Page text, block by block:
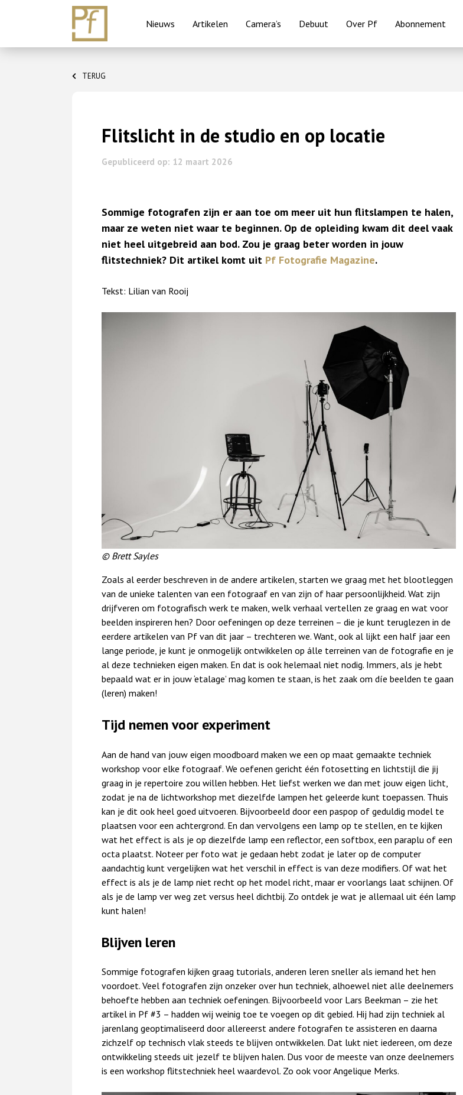
Nieuws Artikelen Camera’s Debuut Over Pf Abonnement
TERUG
Flitslicht in de studio en op locatie
Gepubliceerd op: 12 maart 2026
Sommige fotografen zijn er aan toe om meer uit hun flitslampen te halen,
maar ze weten niet waar te beginnen. Op de opleiding kwam dit deel vaak
niet heel uitgebreid aan bod. Zou je graag beter worden in jouw
flitstechniek? Dit artikel komt uit Pf Fotografie Magazine.
Tekst: Lilian van Rooij
© Brett Sayles
Zoals al eerder beschreven in de andere artikelen, starten we graag met het blootleggen
van de unieke talenten van een fotograaf en van zijn of haar persoonlijkheid. Wat zijn
drijfveren om fotografisch werk te maken, welk verhaal vertellen ze graag en wat voor
beelden inspireren hen? Door oefeningen op deze terreinen – die je kunt teruglezen in de
eerdere artikelen van Pf van dit jaar – trechteren we. Want, ook al lijkt een half jaar een
lange periode, je kunt je onmogelijk ontwikkelen op álle terreinen van de fotografie en je
al deze technieken eigen maken. En dat is ook helemaal niet nodig. Immers, als je hebt
bepaald wat er in jouw ‘etalage’ mag komen te staan, is het zaak om díe beelden te gaan
(leren) maken!
Tijd nemen voor experiment
Aan de hand van jouw eigen moodboard maken we een op maat gemaakte techniek
workshop voor elke fotograaf. We oefenen gericht één fotosetting en lichtstijl die jij
graag in je repertoire zou willen hebben. Het liefst werken we dan met jouw eigen licht,
zodat je na de lichtworkshop met diezelfde lampen het geleerde kunt toepassen. Thuis
kan je dit ook heel goed uitvoeren. Bijvoorbeeld door een paspop of geduldig model te
plaatsen voor een achtergrond. En dan vervolgens een lamp op te stellen, en te kijken
wat het effect is als je op diezelfde lamp een reflector, een softbox, een paraplu of een
octa plaatst. Noteer per foto wat je gedaan hebt zodat je later op de computer
aandachtig kunt vergelijken wat het verschil in effect is van deze modifiers. Of wat het
effect is als je de lamp niet recht op het model richt, maar er voorlangs laat schijnen. Of
als je de lamp ver weg zet versus heel dichtbij. Zo ontdek je wat je allemaal uit één lamp
kunt halen!
Blijven leren
Sommige fotografen kijken graag tutorials, anderen leren sneller als iemand het hen
voordoet. Veel fotografen zijn onzeker over hun techniek, alhoewel niet alle deelnemers
behoefte hebben aan techniek oefeningen. Bijvoorbeeld voor Lars Beekman – zie het
artikel in Pf #3 – hadden wij weinig toe te voegen op dit gebied. Hij had zijn techniek al
jarenlang geoptimaliseerd door allereerst andere fotografen te assisteren en daarna
zichzelf op technisch vlak steeds te blijven ontwikkelen. Dat lukt niet iedereen, om deze
ontwikkeling steeds uit jezelf te blijven halen. Dus voor de meeste van onze deelnemers
is een workshop flitstechniek heel waardevol. Zo ook voor Angelique Merks.